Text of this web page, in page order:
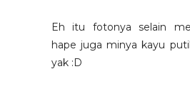
Eh itu fotonya selain
hape juga minya kayu
yak :D